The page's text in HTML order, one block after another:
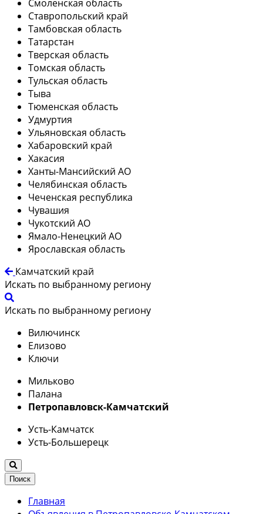
Смоленская область
Ставропольский край
Тамбовская область
Татарстан
Тверская область
Томская область
Тульская область
Тыва
Тюменская область
Удмуртия
Ульяновская область
Хабаровский край
Хакасия
Ханты-Мансийский АО
Челябинская область
Чеченская республика
Чувашия
Чукотский АО
Ямало-Ненецкий АО
Ярославская область
Камчатский край
Искать по выбранному региону
Искать по выбранному региону
Вилючинск
Елизово
Ключи
Мильково
Палана
Петропавловск-Камчатский
Усть-Камчатск
Усть-Большерецк
Поиск
Главная